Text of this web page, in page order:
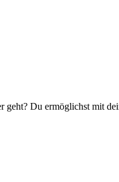
geht? Du ermöglichst mit